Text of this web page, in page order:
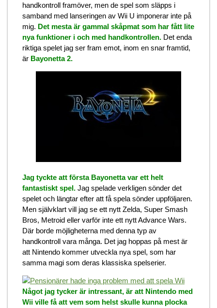
handkontroll framöver, men de spel som släpps i
samband med lanseringen av Wii U imponerar inte på
mig. Det mesta är gammal skåpmat som har fått lite
nya funktioner i och med handkontrollen. Det enda
riktiga spelet jag ser fram emot, inom en snar framtid,
är Bayonetta 2.
Jag tyckte att första Bayonetta var ett helt
fantastiskt spel. Jag spelade verkligen sönder det
spelet och längtar efter att få spela sönder uppföljaren.
Men självklart vill jag se ett nytt Zelda, Super Smash
Bros, Metroid eller varför inte ett nytt Advance Wars.
Där borde möjligheterna med denna typ av
handkontroll vara många. Det jag hoppas på mest är
att Nintendo kommer utveckla nya spel, som har
samma magi som deras klassiska spelserier.
Något jag tycker är intressant, är att Nintendo med
Wii ville få att vem som helst skulle kunna plocka